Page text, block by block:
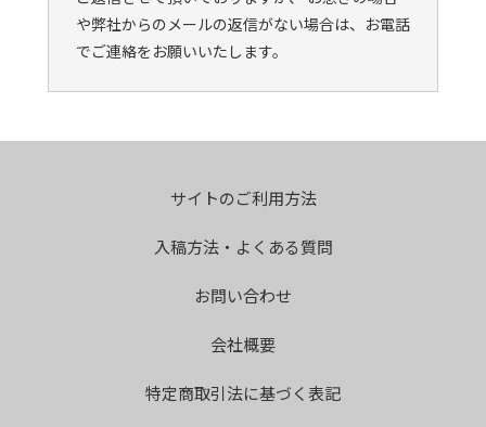
や弊社からのメールの返信がない場合は、お電話
でご連絡をお願いいたします。
サイトのご利用方法
入稿方法・よくある質問
お問い合わせ
会社概要
特定商取引法に基づく表記